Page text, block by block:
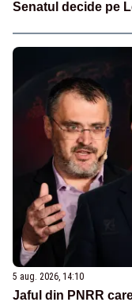
Senatul decide pe
5 aug. 2026, 14:10
Jaful din PNRR